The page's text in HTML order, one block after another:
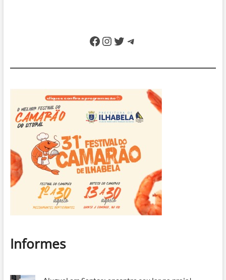
acidental
Facebook
Instagram
Twitter
Telegram
Informes